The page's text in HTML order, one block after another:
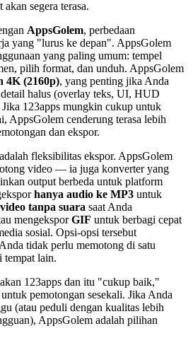
segera terasa.
AppsGolem, perbedaan
yang "lurus ke depan". AppsGolem
yang paling umum: tempel
pilih format, dan unduh. AppsGolem
4K (2160p), yang penting jika Anda
halus (overlay teks, UI, HUD
123apps mungkin cukup untuk
AppsGolem cenderung terasa lebih
dan ekspor.
fleksibilitas ekspor. AppsGolem
video — ia juga konverter yang
output berbeda untuk platform
hanya audio ke MP3 untuk
video tanpa suara saat Anda
mengeksporGIF untuk berbagi cepat
sosial. Opsi-opsi tersebut
tidak perlu memotong di satu
tempat lain.
123apps dan itu "cukup baik,"
pemotongan sesekali. Jika Anda
(atau peduli dengan kualitas lebih
AppsGolem adalah pilihan